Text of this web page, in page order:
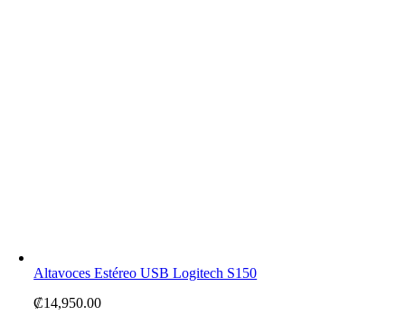
Altavoces Estéreo USB Logitech S150
₡14,950.00